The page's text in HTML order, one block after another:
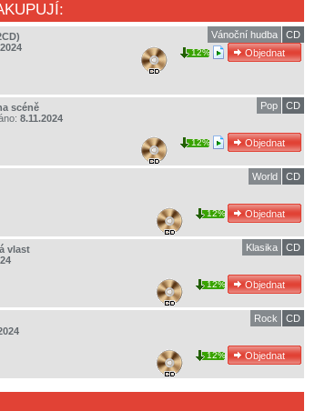
CD
Vánoční hudba
12%
scéně
8.11.2024
CD
Pop
12%
CD
World
12%
vlast
CD
Klasika
12%
CD
Rock
12%